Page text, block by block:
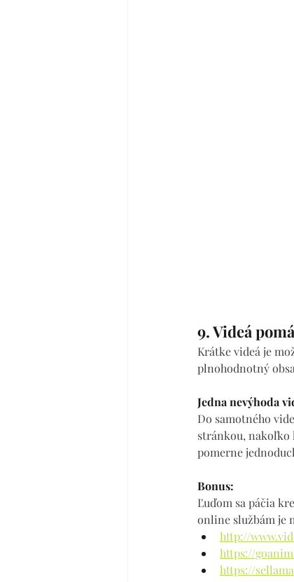
9. Videá
Krátke videá je
plnohodnotný
Jedna nevýhoda
Do samotného
stránkou, nakoľko
pomerne
Bonus:
Ľuďom sa páčia
online službám je
http://
https://
https://